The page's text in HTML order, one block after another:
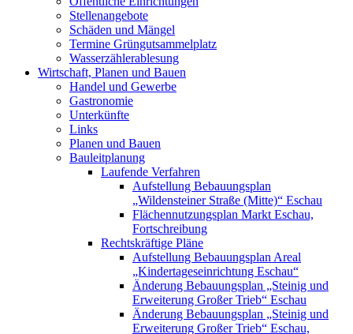
Stellenangebote
Schäden und Mängel
Termine Grüngutsammelplatz
Wasserzählerablesung
Wirtschaft, Planen und Bauen
Handel und Gewerbe
Gastronomie
Unterkünfte
Links
Planen und Bauen
Bauleitplanung
Laufende Verfahren
Aufstellung Bebauungsplan
„Wildensteiner Straße (Mitte)“ Eschau
Flächennutzungsplan Markt Eschau,
Fortschreibung
Rechtskräftige Pläne
Aufstellung Bebauungsplan Areal
„Kindertageseinrichtung Eschau“
Änderung Bebauungsplan „Steinig und
Erweiterung Großer Trieb“ Eschau
Änderung Bebauungsplan „Steinig und
Erweiterung Großer Trieb“ Eschau,